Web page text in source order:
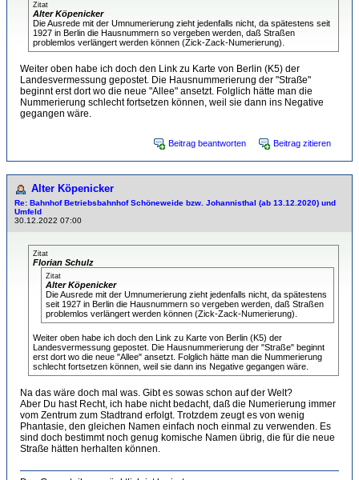
Zitat
Alter Köpenicker
Die Ausrede mit der Umnumerierung zieht jedenfalls nicht, da spätestens seit
1927 in Berlin die Hausnummern so vergeben werden, daß Straßen
problemlos verlängert werden können (Zick-Zack-Numerierung).
Weiter oben habe ich doch den Link zu Karte von Berlin (K5) der
Landesvermessung gepostet. Die Hausnummerierung der "Straße"
beginnt erst dort wo die neue "Allee" ansetzt. Folglich hätte man die
Nummerierung schlecht fortsetzen können, weil sie dann ins Negative
gegangen wäre.
Beitrag beantworten Beitrag zitieren
Alter Köpenicker
Re: Bahnhof Betriebsbahnhof Schöneweide bzw. Johannisthal (ab 13.12.2020) und
Umfeld
30.12.2022 07:00
Zitat
Florian Schulz
Zitat
Alter Köpenicker
Die Ausrede mit der Umnumerierung zieht jedenfalls nicht, da spätestens
seit 1927 in Berlin die Hausnummern so vergeben werden, daß Straßen
problemlos verlängert werden können (Zick-Zack-Numerierung).
Weiter oben habe ich doch den Link zu Karte von Berlin (K5) der
Landesvermessung gepostet. Die Hausnummerierung der "Straße" beginnt
erst dort wo die neue "Allee" ansetzt. Folglich hätte man die Nummerierung
schlecht fortsetzen können, weil sie dann ins Negative gegangen wäre.
Na das wäre doch mal was. Gibt es sowas schon auf der Welt?
Aber Du hast Recht, ich habe nicht bedacht, daß die Numerierung immer
vom Zentrum zum Stadtrand erfolgt. Trotzdem zeugt es von wenig
Phantasie, den gleichen Namen einfach noch einmal zu verwenden. Es
sind doch bestimmt noch genug komische Namen übrig, die für die neue
Straße hätten herhalten können.